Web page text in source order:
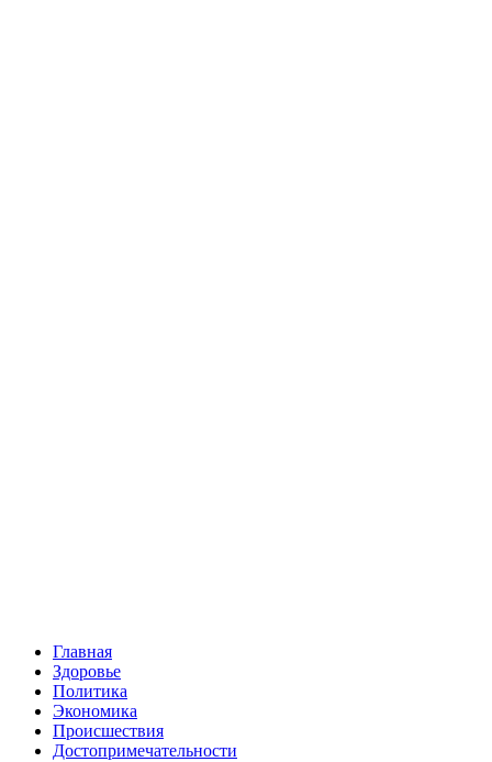
Главная
Здоровье
Политика
Экономика
Происшествия
Достопримечательности